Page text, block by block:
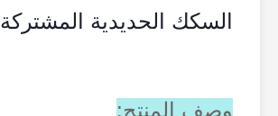
السكك الحديدية المشتركة
وصف المنتج: